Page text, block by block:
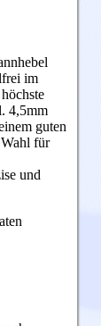
im
4,5mm
guten
Wahl für
und